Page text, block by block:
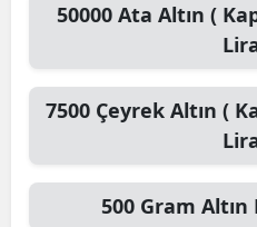
50000 Ata Altın (
7500 Çeyrek Altın (
500 Gram Altın